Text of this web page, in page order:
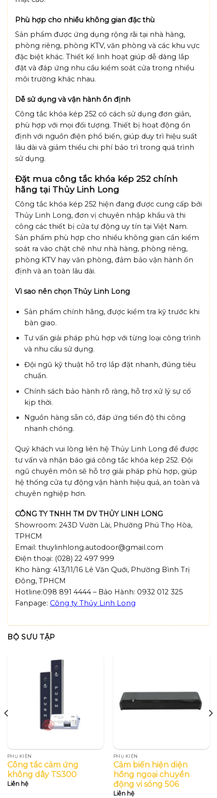
Phù hợp cho nhiều không gian đặc thù
Sản phẩm được ứng dụng rộng rãi tại nhà hàng,
phòng riêng, phòng KTV, văn phòng và các khu vực
đặc biệt khác. Thiết kế linh hoạt giúp dễ dàng lắp
đặt và đáp ứng nhu cầu kiểm soát cửa trong nhiều
môi trường khác nhau.
Dễ sử dụng và vận hành ổn định
Công tắc khóa kép 252 có cách sử dụng đơn giản,
phù hợp với mọi đối tượng. Thiết bị hoạt động ổn
định với nguồn điện phổ biến, giúp duy trì hiệu suất
lâu dài và giảm thiểu chi phí bảo trì trong quá trình
sử dụng.
Đặt mua công tắc khóa kép 252 chính
hãng tại Thủy Linh Long
Công tắc khóa kép 252 hiện đang được cung cấp bởi
Thủy Linh Long, đơn vị chuyên nhập khẩu và thi
công các thiết bị cửa tự động uy tín tại Việt Nam.
Sản phẩm phù hợp cho nhiều không gian cần kiểm
soát ra vào chặt chẽ như nhà hàng, phòng riêng,
phòng KTV hay văn phòng, đảm bảo vận hành ổn
định và an toàn lâu dài.
Vì sao nên chọn Thủy Linh Long
Sản phẩm chính hãng, được kiểm tra kỹ trước khi
bàn giao.
Tư vấn giải pháp phù hợp với từng loại công trình
và nhu cầu sử dụng.
Đội ngũ kỹ thuật hỗ trợ lắp đặt nhanh, đúng tiêu
chuẩn.
Chính sách bảo hành rõ ràng, hỗ trợ xử lý sự cố
kịp thời.
Nguồn hàng sẵn có, đáp ứng tiến độ thi công
nhanh chóng.
Quý khách vui lòng liên hệ Thủy Linh Long để được
tư vấn và nhận báo giá công tắc khóa kép 252. Đội
ngũ chuyên môn sẽ hỗ trợ giải pháp phù hợp, giúp
hệ thống cửa tự động vận hành hiệu quả, an toàn và
chuyên nghiệp hơn.
CÔNG TY TNHH TM DV THỦY LINH LONG
Showroom: 243D Vườn Lài, Phường Phú Thọ Hòa,
TPHCM
Email: thuylinhlong.autodoor@gmail.com
Điện thoại: (028) 22 497 999
Kho hàng: 413/11/16 Lê Văn Quới, Phường Bình Trị
Đông, TPHCM
Hotline:098 891 4444 – Bảo Hành: 0932 012 325
Fanpage: Công ty Thủy Linh Long
BỘ SƯU TẬP
PHỤ KIỆN
Công tắc cảm ứng
không dây TS300
Liên hệ
PHỤ KIỆN
Cảm biến hiện diện
hồng ngoại chuyển
động vi sóng 506
Liên hệ